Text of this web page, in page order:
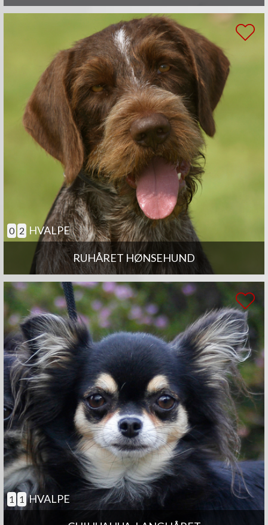
RUHÅRET HØNSEHUND
0 2 HVALPE
1 1 HVALPE